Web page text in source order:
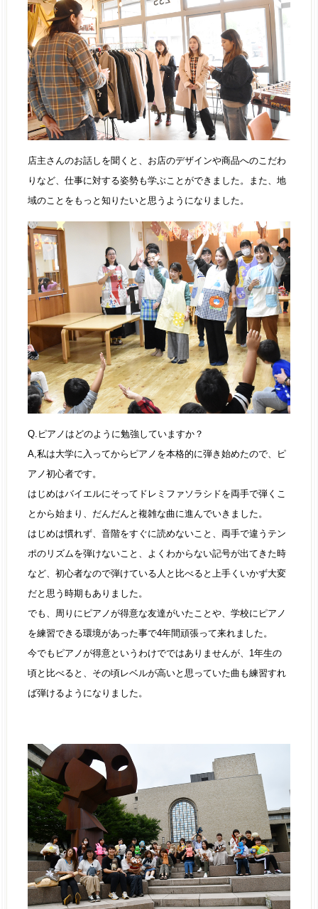
店主さんのお話しを聞くと、お店のデザインや商品へのこだわ
りなど、仕事に対する姿勢も学ぶことができました。また、地
域のことをもっと知りたいと思うようになりました。
Q.ピアノはどのように勉強していますか？
A,私は大学に入ってからピアノを本格的に弾き始めたので、ピ
アノ初心者です。
はじめはバイエルにそってドレミファソラシドを両手で弾くこ
とから始まり、だんだんと複雑な曲に進んでいきました。
はじめは慣れず、音階をすぐに読めないこと、両手で違うテン
ポのリズムを弾けないこと、よくわからない記号が出てきた時
など、初心者なので弾けている人と比べると上手くいかず大変
だと思う時期もありました。
でも、周りにピアノが得意な友達がいたことや、学校にピアノ
を練習できる環境があった事で4年間頑張って来れました。
今でもピアノが得意というわけでではありませんが、1年生の
頃と比べると、その頃レベルが高いと思っていた曲も練習すれ
ば弾けるようになりました。